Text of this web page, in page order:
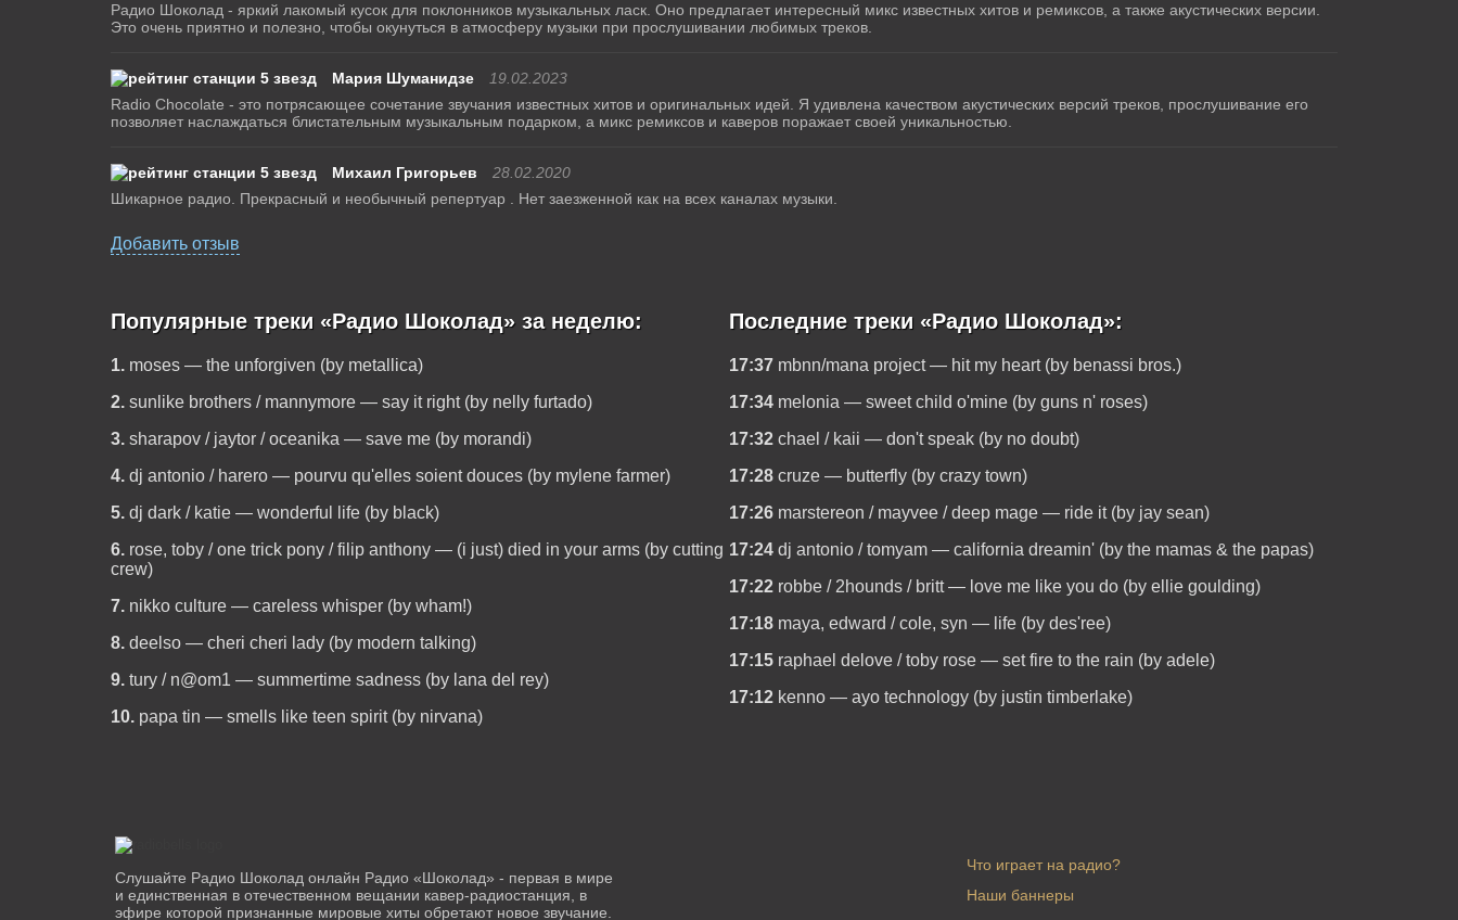
Радио Шоколад - яркий лакомый кусок для поклонников музыкальных ласк. Оно предлагает интересный микс известных хитов и ремиксов, а также акустических версии.
Это очень приятно и полезно, чтобы окунуться в атмосферу музыки при прослушивании любимых треков.
Мария Шуманидзе
19.02.2023
Radio Chocolate - это потрясающее сочетание звучания известных хитов и оригинальных идей. Я удивлена качеством акустических версий треков, прослушивание его
позволяет наслаждаться блистательным музыкальным подарком, а микс ремиксов и каверов поражает своей уникальностью.
Михаил Григорьев
28.02.2020
Шикарное радио. Прекрасный и необычный репертуар . Нет заезженной как на всех каналах музыки.
Добавить отзыв
Популярные треки «Радио Шоколад» за неделю:
1. moses — the unforgiven (by metallica)
2. sunlike brothers / mannymore — say it right (by nelly furtado)
3. sharapov / jaytor / oceanika — save me (by morandi)
4. dj antonio / harero — pourvu qu'elles soient douces (by mylene farmer)
5. dj dark / katie — wonderful life (by black)
6. rose, toby / one trick pony / filip anthony — (i just) died in your arms (by cutting
crew)
7. nikko culture — careless whisper (by wham!)
8. deelso — cheri cheri lady (by modern talking)
9. tury / n@om1 — summertime sadness (by lana del rey)
10. papa tin — smells like teen spirit (by nirvana)
Последние треки «Радио Шоколад»:
17:37 mbnn/mana project — hit my heart (by benassi bros.)
17:34 melonia — sweet child o'mine (by guns n' roses)
17:32 chael / kaii — don't speak (by no doubt)
17:28 cruze — butterfly (by crazy town)
17:26 marstereon / mayvee / deep mage — ride it (by jay sean)
17:24 dj antonio / tomyam — california dreamin' (by the mamas & the papas)
17:22 robbe / 2hounds / britt — love me like you do (by ellie goulding)
17:18 maya, edward / cole, syn — life (by des'ree)
17:15 raphael delove / toby rose — set fire to the rain (by adele)
17:12 kenno — ayo technology (by justin timberlake)
Слушайте Радио Шоколад онлайн Радио «Шоколад» - первая в мире
и единственная в отечественном вещании кавер-радиостанция, в
эфире которой признанные мировые хиты обретают новое звучание.
Что играет на радио?
Наши баннеры